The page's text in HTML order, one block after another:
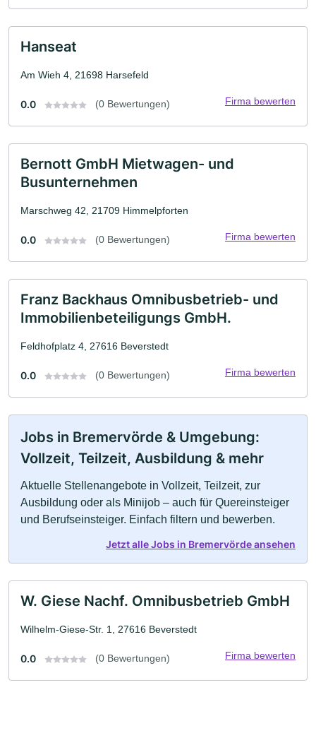
Hanseat
Am Wieh 4, 21698 Harsefeld
0.0 (0 Bewertungen) Firma bewerten
Bernott GmbH Mietwagen- und
Busunternehmen
Marschweg 42, 21709 Himmelpforten
0.0 (0 Bewertungen) Firma bewerten
Franz Backhaus Omnibusbetrieb- und
Immobilienbeteiligungs GmbH.
Feldhofplatz 4, 27616 Beverstedt
0.0 (0 Bewertungen) Firma bewerten
Jobs in Bremervörde & Umgebung:
Vollzeit, Teilzeit, Ausbildung & mehr
Aktuelle Stellenangebote in Vollzeit, Teilzeit, zur
Ausbildung oder als Minijob – auch für Quereinsteiger
und Berufseinsteiger. Einfach filtern und bewerben.
Jetzt alle Jobs in Bremervörde ansehen
W. Giese Nachf. Omnibusbetrieb GmbH
Wilhelm-Giese-Str. 1, 27616 Beverstedt
0.0 (0 Bewertungen) Firma bewerten